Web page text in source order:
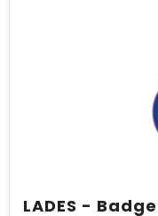
LADES -